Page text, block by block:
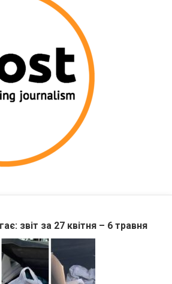
звіт за 27 квітня – 6 травня